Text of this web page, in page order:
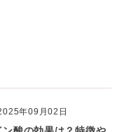
年09月02日